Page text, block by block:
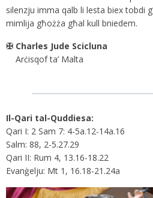
silenzju imma qalb li lesta biex tobdi
mimlija għożża għal kull bniedem.
✠ Charles Jude Scicluna
Arċisqof ta’ Malta
Il-Qari tal-Quddiesa:
Qari I: 2 Sam 7: 4-5a.12-14a.16
Salm: 88, 2-5.27.29
Qari II: Rum 4, 13.16-18.22
Evanġelju: Mt 1, 16.18-21.24a